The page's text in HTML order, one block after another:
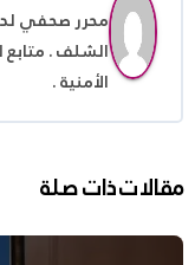
محرر صحفي
الشلف .
الأمنية .
مقالات ذات صلة